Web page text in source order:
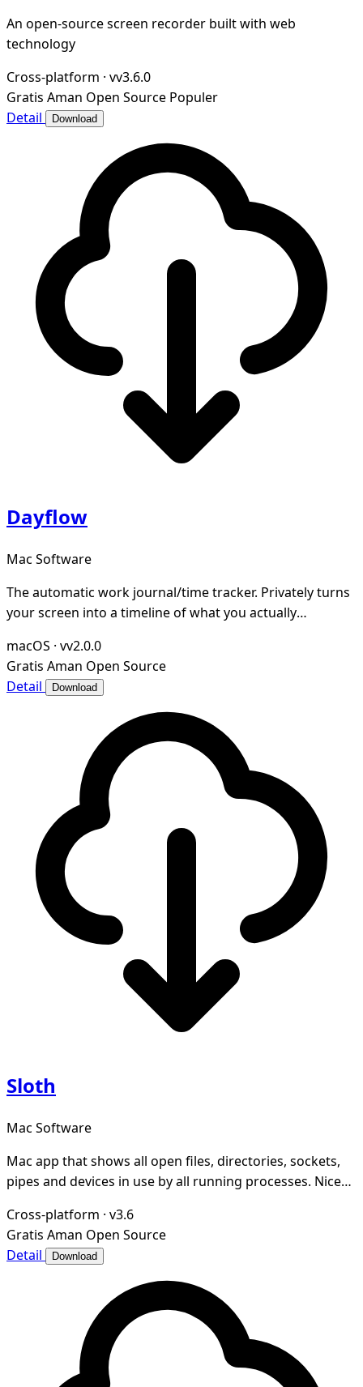
An open-source screen recorder built with web
technology
Cross-platform · vv3.6.0
Gratis Aman Open Source Populer
Detail
Download
Dayflow
Mac Software
The automatic work journal/time tracker. Privately turns
your screen into a timeline of what you actually
macOS · vv2.0.0
Gratis Aman Open Source
Detail
Download
Sloth
Mac Software
Mac app that shows all open files, directories, sockets,
pipes and devices in use by all running processes. Nice
Cross-platform · v3.6
Gratis Aman Open Source
Detail
Download